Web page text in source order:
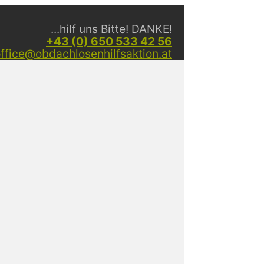
...hilf uns Bitte! DANKE!
+43 (0) 650 533 42 56